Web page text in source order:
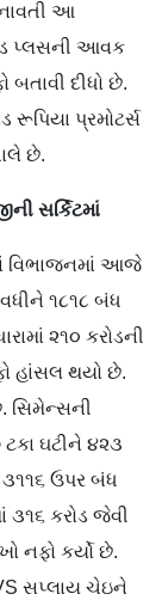
આ
પ્લસની આવક
બતાવી દીધો છે.
રૂપિયા પ્રમોટર્સ
છે.
સર્કિટમાં
વિભાજનમાં આજે
૧૮૧૮ બંધ
૨૧૦ કરોડની
હાંસલ થયો છે.
સિમેન્સની
ઘટીને ૪૨૩
૩૧૧૬ ઉપર બંધ
૩૧૬ કરોડ જેવી
નફો કર્યો છે.
સપ્લાય ચેઇને